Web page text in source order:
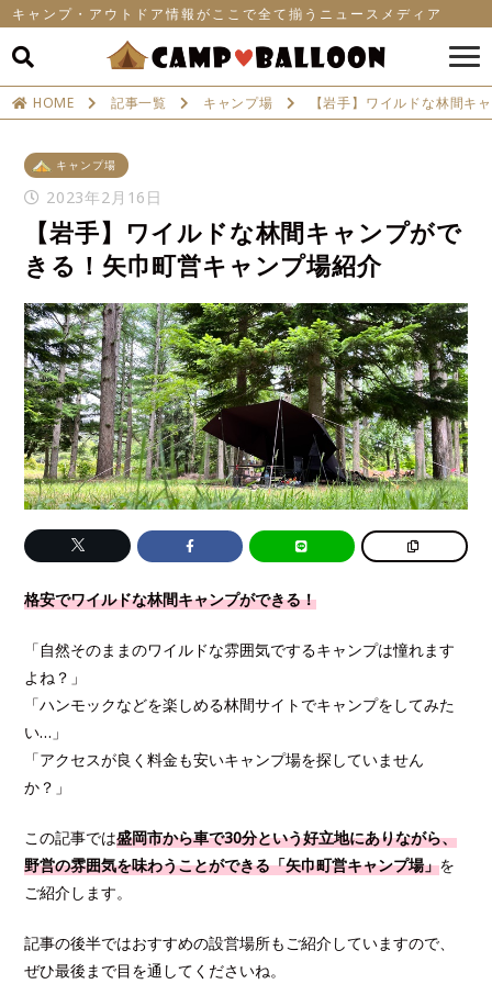
キャンプ・アウトドア情報がここで全て揃うニュースメディア
HOME 記事一覧 キャンプ場 【岩手】ワイルドな林間キ
キャンプ場
2023年2月16日
【岩手】ワイルドな林間キャンプがで
きる！矢巾町営キャンプ場紹介
格安でワイルドな林間キャンプができる！
「自然そのままのワイルドな雰囲気でするキャンプは憧れます
よね？」
「ハンモックなどを楽しめる林間サイトでキャンプをしてみた
い…」
「アクセスが良く料金も安いキャンプ場を探していません
か？」
この記事では盛岡市から車で30分という好立地にありながら、
野営の雰囲気を味わうことができる「矢巾町営キャンプ場」を
ご紹介します。
記事の後半ではおすすめの設営場所もご紹介していますので、
ぜひ最後まで目を通してくださいね。